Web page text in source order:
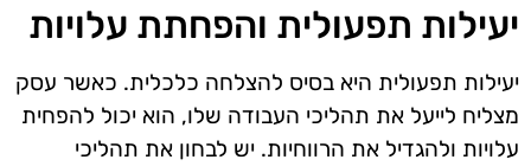
יעילות תפעולית והפחתת עלויות
יעילות תפעולית היא בסיס להצלחה כלכלית. כאשר עסק
מצליח לייעל את תהליכי העבודה שלו, הוא יכול להפחית
עלויות ולהגדיל את הרווחיות. יש לבחון את תהליכי